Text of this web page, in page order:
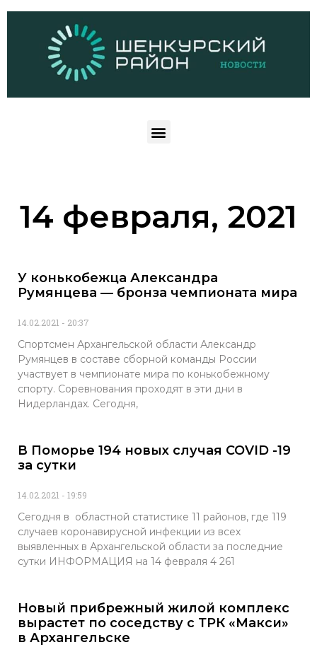
14 февраля, 2021
У конькобежца Александра
Румянцева — бронза чемпионата мира
14.02.2021 20:37
Спортсмен Архангельской области Александр
Румянцев в составе сборной команды России
участвует в чемпионате мира по конькобежному
спорту. Соревнования проходят в эти дни в
Нидерландах. Сегодня,
В Поморье 194 новых случая COVID -19
за сутки
14.02.2021 19:59
Сегодня в областной статистике 11 районов, где 119
случаев коронавирусной инфекции из всех
выявленных в Архангельской области за последние
сутки ИНФОРМАЦИЯ на 14 февраля 4 261
Новый прибрежный жилой комплекс
вырастет по соседству с ТРК «Макси»
в Архангельске